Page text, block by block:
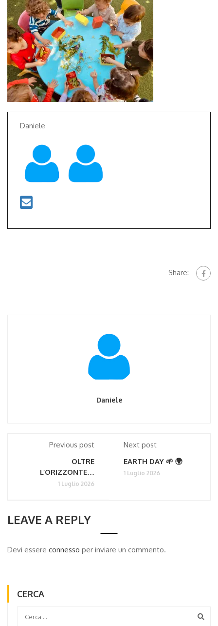
Daniele
Share:
Daniele
Previous post
OLTRE
L’ORIZZONTE…
1 Luglio 2026
Next post
EARTH DAY 🌱 🌍
1 Luglio 2026
LEAVE A REPLY
Devi essere connesso per inviare un commento.
CERCA